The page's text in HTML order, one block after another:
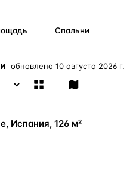
Спальни
обновлено 10 августа 2026 г.
Испания, 126 м²